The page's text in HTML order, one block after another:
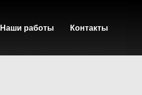
Наши работы Контакты